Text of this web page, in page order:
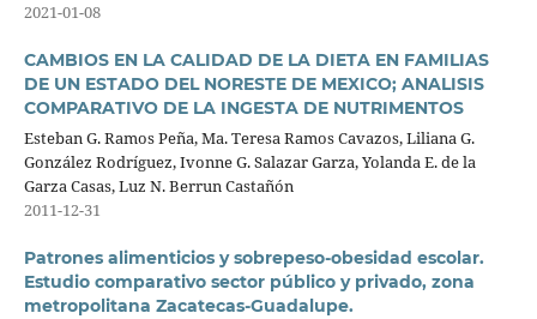
2021-01-08
CAMBIOS EN LA CALIDAD DE LA DIETA EN FAMILIAS
DE UN ESTADO DEL NORESTE DE MEXICO; ANALISIS
COMPARATIVO DE LA INGESTA DE NUTRIMENTOS
Esteban G. Ramos Peña, Ma. Teresa Ramos Cavazos, Liliana G.
González Rodríguez, Ivonne G. Salazar Garza, Yolanda E. de la
Garza Casas, Luz N. Berrun Castañón
2011-12-31
Patrones alimenticios y sobrepeso-obesidad escolar.
Estudio comparativo sector público y privado, zona
metropolitana Zacatecas-Guadalupe.